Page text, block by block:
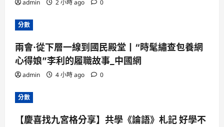
admin 2 小時 ago 0
分數
兩會·從下層一線到國民殿堂丨“時髦繡查包養網
心得娘”李利的履職故事_中國網
admin 4 小時 ago 0
分數
【慶喜找九宮格分享】共學《論語》札記 好學不